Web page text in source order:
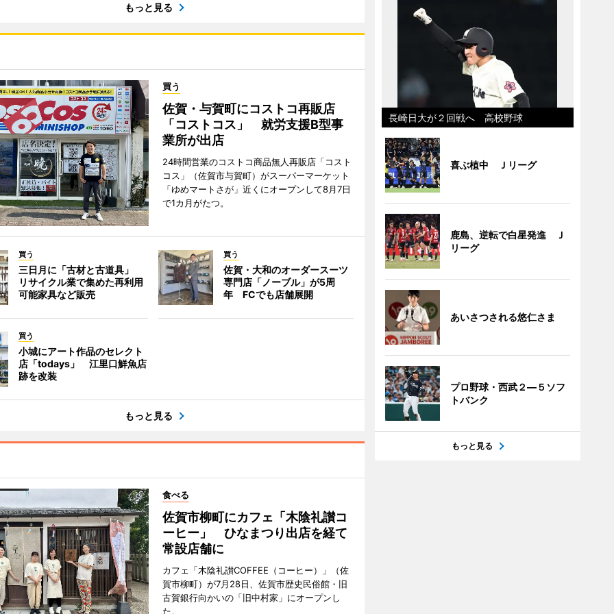
もっと見る
買う
佐賀・与賀町にコストコ再販店
「コストコス」 就労支援B型事
業所が出店
24時間営業のコストコ商品無人再販店「コスト
コス」（佐賀市与賀町）がスーパーマーケット
「ゆめマートさが」近くにオープンして8月7日
で1カ月がたつ。
買う
三日月に「古材と古道具」
リサイクル業で集めた再利用
可能家具など販売
買う
佐賀・大和のオーダースーツ
専門店「ノーブル」が5周
年 FCでも店舗展開
買う
小城にアート作品のセレクト
店「todays」 江里口鮮魚店
跡を改装
もっと見る
食べる
佐賀市柳町にカフェ「木陰礼讃コ
ーヒー」 ひなまつり出店を経て
常設店舗に
カフェ「木陰礼讃COFFEE（コーヒー）」（佐
賀市柳町）が7月28日、佐賀市歴史民俗館・旧
古賀銀行向かいの「旧中村家」にオープンし
た。
長崎日大が２回戦へ 高校野球
喜ぶ植中 Ｊリーグ
鹿島、逆転で白星発進 Ｊ
リーグ
あいさつされる悠仁さま
プロ野球・西武２―５ソフ
トバンク
もっと見る